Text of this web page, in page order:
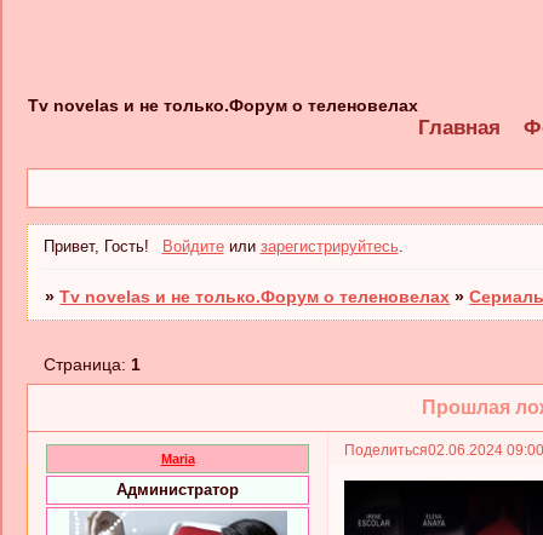
Tv novelas и не только.Форум о теленовелах
Главная
Привет, Гость! Войдитеили зарегистрируйтесь.
»Tv novelas и не только.Форум о теленовелах »
Прошлая
Страница:1
Поделиться02.06.2024
Maria
Администратор